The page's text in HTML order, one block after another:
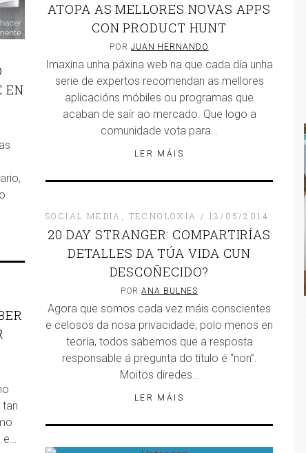
ATOPA AS MELLORES NOVAS APPS
CON PRODUCT HUNT
POR JUAN HERNANDO
Imaxina unha páxina web na que cada día unha
serie de expertos recomendan as mellores
aplicacións móbiles ou programas que
acaban de saír ao mercado. Que logo a
comunidade vota para…
LER MÁIS
EN
SOCIAL MEDIA TECNOLOXÍA 13/05/2014
20 DAY STRANGER: COMPARTIRÍAS
DETALLES DA TÚA VIDA CUN
DESCOÑECIDO?
PORANA BULNES
Agora que somos cada vez máis conscientes
e celosos da nosa privacidade, polo menos en
teoría, todos sabemos que a resposta
responsable á pregunta do título é “non”.
Moitos diredes…
LER MÁIS
e…